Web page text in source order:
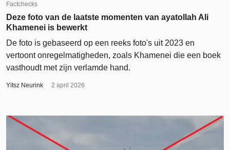
Factchecks
Deze foto van de laatste momenten van ayatollah Ali
Khamenei is bewerkt
De foto is gebaseerd op een reeks foto's uit 2023 en
vertoont onregelmatigheden, zoals Khamenei die een boek
vasthoudt met zijn verlamde hand.
Yitsz Neurink 2 april 2026